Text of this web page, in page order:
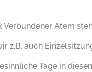
Atem
z.B. auch
Tage in